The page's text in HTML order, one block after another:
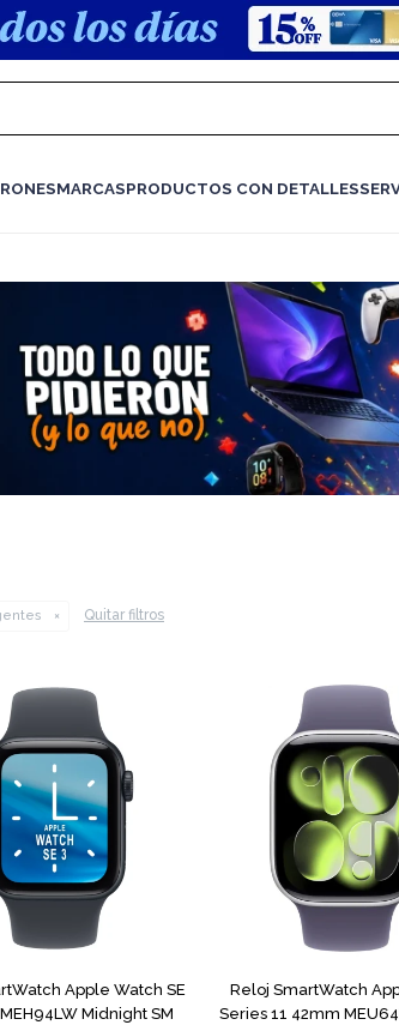
MARCASPRODUCTOS CON DETALLES
Quitar filtros
Apple Watch SE
Midnight SM
Reloj SmartWatch
Series 11 42mm